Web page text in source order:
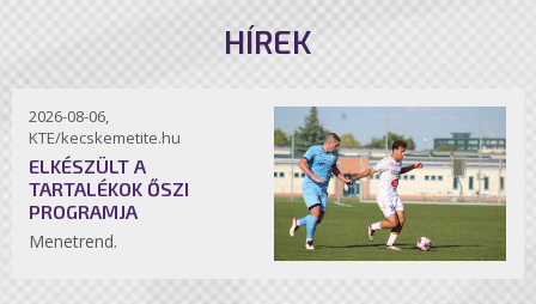
HÍREK
2026-08-06,
KTE/kecskemetite.hu
ELKÉSZÜLT A
TARTALÉKOK ŐSZI
PROGRAMJA
Menetrend.